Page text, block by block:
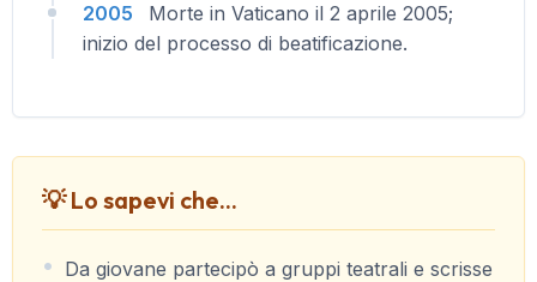
2005
Morte in Vaticano il 2 aprile 2005;
inizio del processo di beatificazione.
💡 Lo sapevi che...
Da giovane partecipò a gruppi teatrali e scrisse